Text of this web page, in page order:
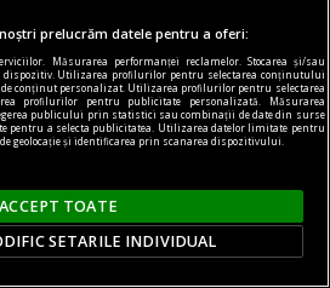
prelucrăm datele pentru a oferi:
Măsurarea performanței reclamelor. Stocarea și/sau
dispozitiv. Utilizarea profilurilor pentru selectarea conținutului
conținut personalizat. Utilizarea profilurilor pentru selectarea
profilurilor pentru publicitate personalizată. Măsurarea
publicului prin statistici sau combinații de date din surse
pentru a selecta publicitatea. Utilizarea datelor limitate pentru
geolocație și identificarea prin scanarea dispozitivului.
ACCEPT TOATE
SETARILE INDIVIDUAL